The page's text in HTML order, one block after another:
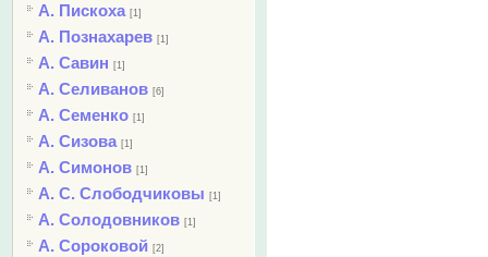
А. Пискоха [1]
А. Познахарев [1]
А. Савин [1]
А. Селиванов [6]
А. Семенко [1]
А. Сизова [1]
А. Симонов [1]
А. С. Слободчиковы [1]
А. Солодовников [1]
А. Сороковой [2]